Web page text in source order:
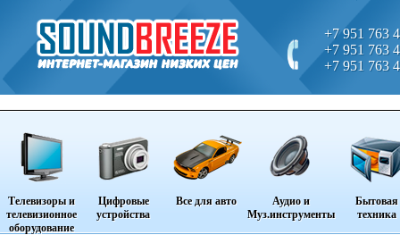
+7 951 763
+7 951 763
+7 951 763
Телевизоры и
телевизионное
оборудование
Цифровые
устройства
Все для авто
Аудио и
Муз.инструменты
Бытовая
техника